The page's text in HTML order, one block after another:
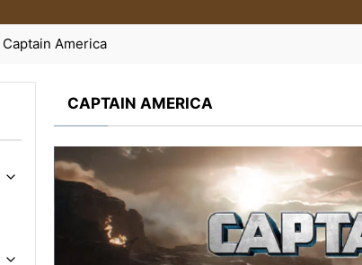
Captain America
CAPTAIN AMERICA